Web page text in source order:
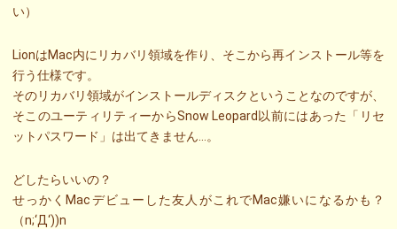
い）
LionはMac内にリカバリ領域を作り、そこから再インストール等を
行う仕様です。
そのリカバリ領域がインストールディスクということなのですが、
そこのユーティリティーからSnow Leopard以前にはあった「リセ
ットパスワード」は出てきません…。
どしたらいいの？
せっかくMacデビューした友人がこれでMac嫌いになるかも？
（n;‘Д‘))n